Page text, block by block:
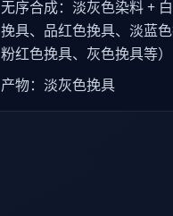
无序合成：淡灰色染料 +
挽具、品红色挽具、淡蓝
粉红色挽具、灰色挽具等）
产物：淡灰色挽具